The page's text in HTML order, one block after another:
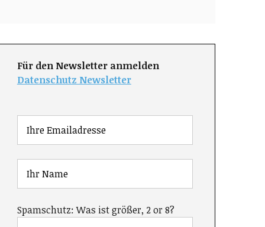
Für den Newsletter anmelden
Datenschutz Newsletter
Spamschutz: Was ist größer, 2 or 8?